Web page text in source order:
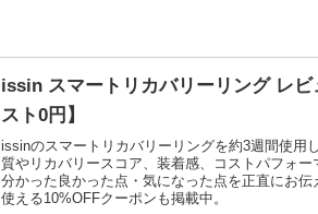
issin スマートリカバリーリング レビ
スト0円】
issinのスマートリカバリーリングを約3週間使用
質やリカバリースコア、装着感、コストパフォ
分かった良かった点・気になった点を正直にお
使える10%OFFクーポンも掲載中。